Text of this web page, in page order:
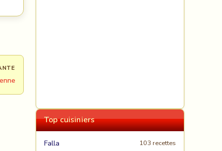
Top cuisiniers
Falla 103 recettes